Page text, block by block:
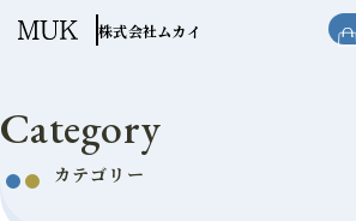
このページの本文へ移動
株式会社ムカイ
Category
カテゴリー